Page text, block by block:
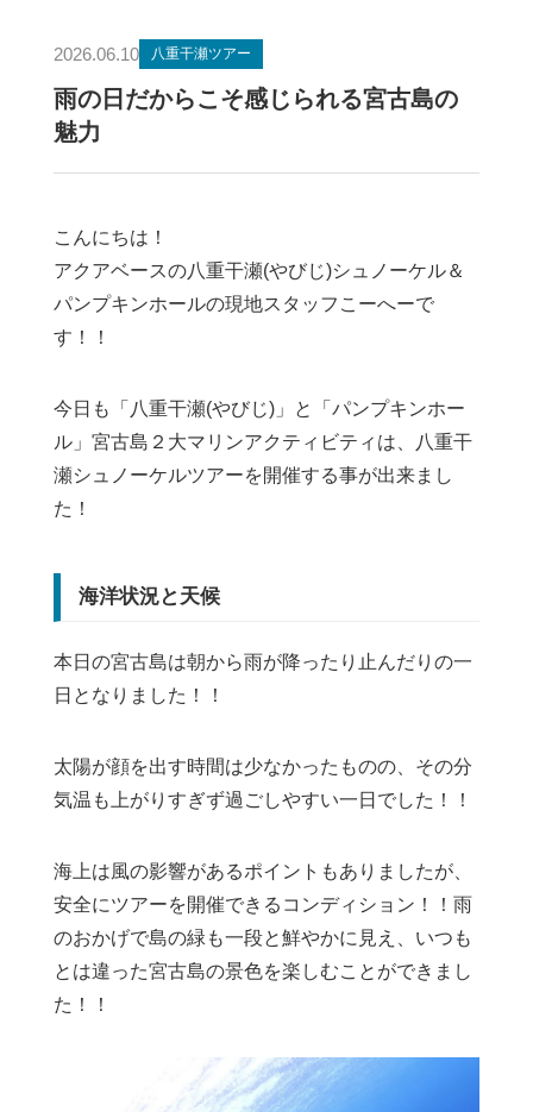
2026.06.10 八重干瀬ツアー
雨の日だからこそ感じられる宮古島の
魅力
こんにちは！
アクアベースの八重干瀬(やびじ)シュノーケル＆
パンプキンホールの現地スタッフこーへーで
す！！
今日も「八重干瀬(やびじ)」と「パンプキンホー
ル」宮古島２大マリンアクティビティは、八重干
瀬シュノーケルツアーを開催する事が出来まし
た！
海洋状況と天候
本日の宮古島は朝から雨が降ったり止んだりの一
日となりました！！
太陽が顔を出す時間は少なかったものの、その分
気温も上がりすぎず過ごしやすい一日でした！！
海上は風の影響があるポイントもありましたが、
安全にツアーを開催できるコンディション！！雨
のおかげで島の緑も一段と鮮やかに見え、いつも
とは違った宮古島の景色を楽しむことができまし
た！！